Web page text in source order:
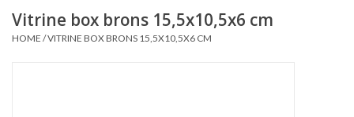
Nieuw
Vitrine box brons 15,5x10,5x6 cm
HOME /VITRINE BOX BRONS 15,5X10,5X6 CM